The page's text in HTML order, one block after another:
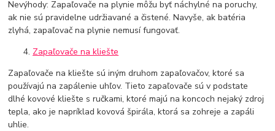
Nevýhody: Zapaľovače na plynie môžu byť náchylné na poruchy,
ak nie sú pravidelne udržiavané a čistené. Navyše, ak batéria
zlyhá, zapaľovač na plynie nemusí fungovať.
Zapaľovače na kliešte
Zapaľovače na kliešte sú iným druhom zapaľovačov, ktoré sa
používajú na zapálenie uhľov. Tieto zapaľovače sú v podstate
dlhé kovové kliešte s ručkami, ktoré majú na koncoch nejaký zdroj
tepla, ako je napríklad kovová špirála, ktorá sa zohreje a zapáli
uhlie.